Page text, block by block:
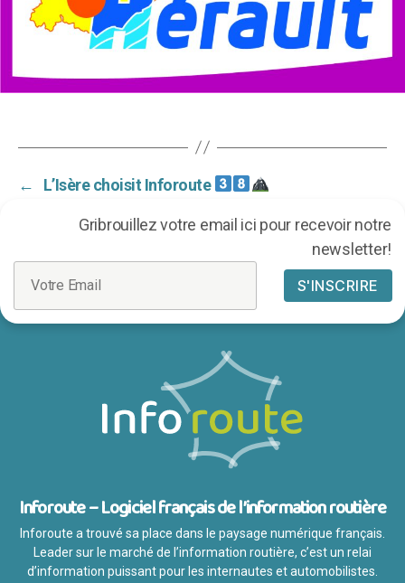
← L’Isère choisit Inforoute
Gribrouillez votre email ici pour recevoir notre
newsletter!
Inforoute – Logiciel français de l’information routière
Inforoute a trouvé sa place dans le paysage numérique français.
Leader sur le marché de l’information routière, c’est un relai
d’information puissant pour les internautes et automobilistes.